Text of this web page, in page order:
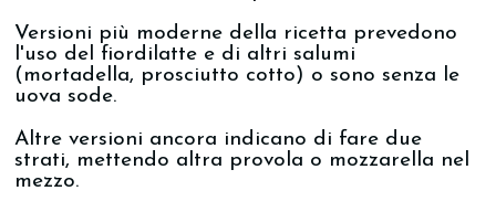
Versioni più moderne della ricetta prevedono
l'uso del fiordilatte e di altri salumi
(mortadella, prosciutto cotto) o sono senza le
uova sode.
Altre versioni ancora indicano di fare due
strati, mettendo altra provola o mozzarella nel
mezzo.